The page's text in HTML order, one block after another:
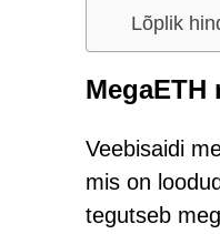
Lõplik
Veebisaidi
mis on
tegutseb